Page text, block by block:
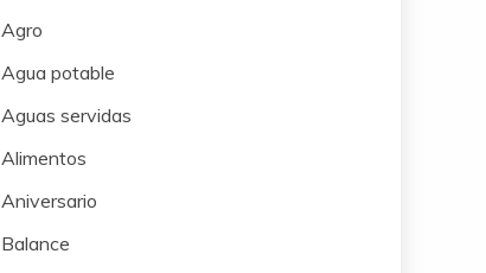
Agro
Agua potable
Aguas servidas
Alimentos
Aniversario
Balance